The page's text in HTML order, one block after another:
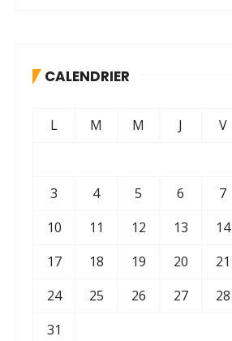
CALENDRIER
L M M J V
3
4 5 6 7
10
11 12 13 14
17
18 19 20 21
24
25 26 27 28
31